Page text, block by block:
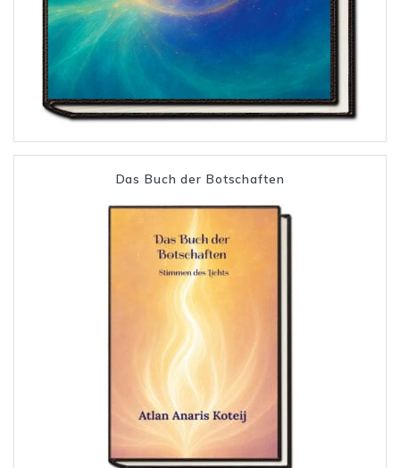
Das Buch der Botschaften